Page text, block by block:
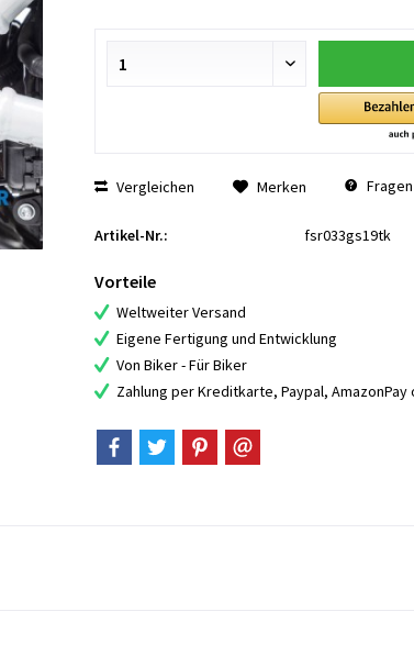
Vergleichen Merken
Artikel-Nr.: fsr033gs19tk
Vorteile
Weltweiter Versand
Eigene Fertigung und Entwicklung
Von Biker - Für Biker
Zahlung per Kreditkarte, Paypal, AmazonPay